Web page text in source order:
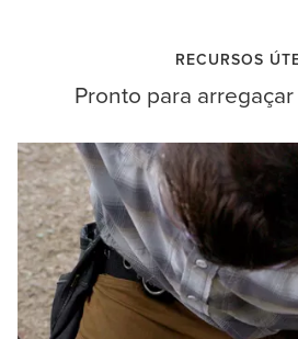
RECURSOS
Pronto para